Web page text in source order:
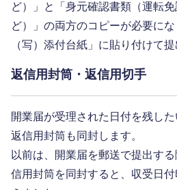
ど）」と「身元確認書類（運転
ど）」の両方のコピーが必要に
（写）添付台紙」に貼り付けて提
返信用封筒・返信用切手
開業届が受理された日付を残し
返信用封筒も同封します。
以前は、開業届を郵送で提出す
信用封筒を同封すると、収受日